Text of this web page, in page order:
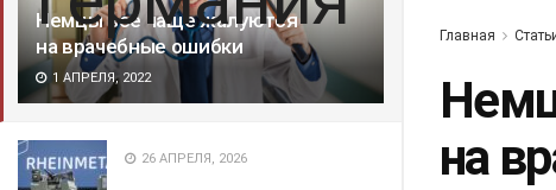
Немцы всё чаще жалуются
на врачебные ошибки
1 АПРЕЛЯ, 2022
26 АПРЕЛЯ, 2026
Главная
на